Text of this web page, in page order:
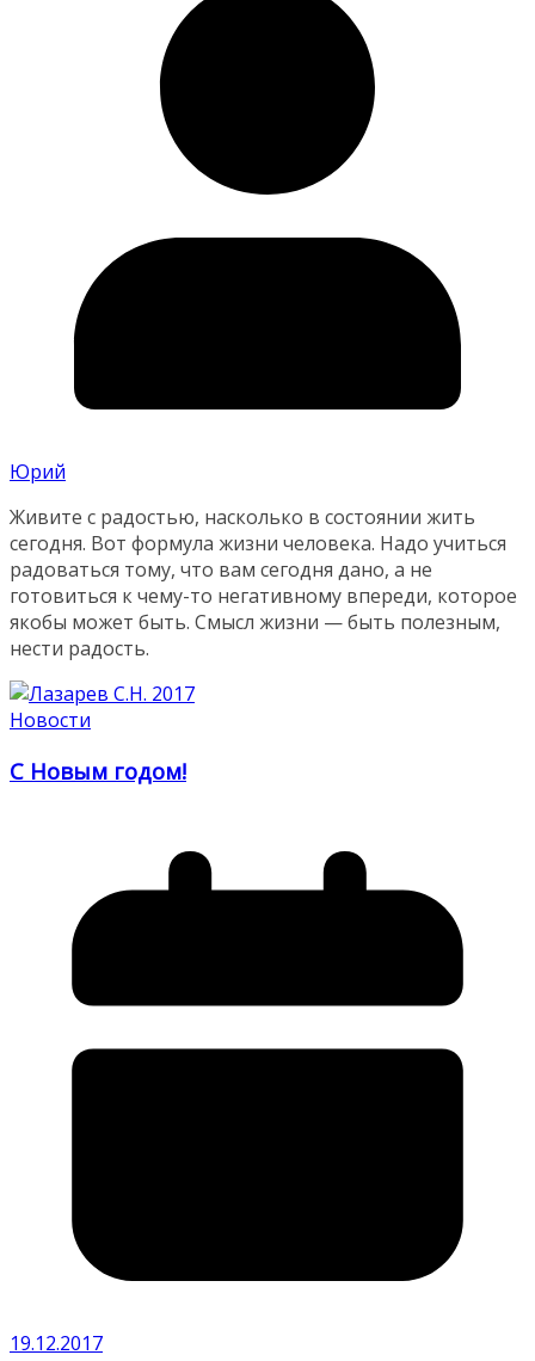
Юрий
Живите с радостью, насколько в состоянии жить
сегодня. Вот формула жизни человека. Надо учиться
радоваться тому, что вам сегодня дано, а не
готовиться к чему-то негативному впереди, которое
якобы может быть. Смысл жизни — быть полезным,
нести радость.
Новости
С Новым годом!
19.12.2017